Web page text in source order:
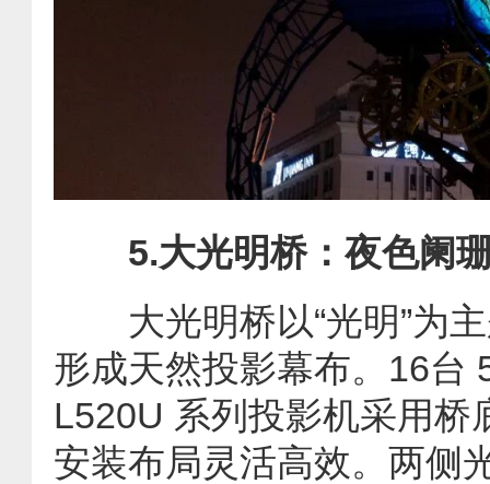
5.大光明桥：夜色阑
大光明桥以“光明”为主
形成天然投影幕布。16台
L520U 系列投影机采用
安装布局灵活高效。两侧